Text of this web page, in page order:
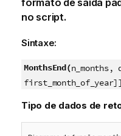
formato de saída
no script.
Sintaxe:
MonthsEnd(
first_month_of_year]]
Tipo de dados de